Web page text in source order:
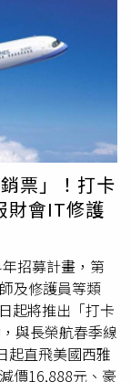
祭期間湧現的觀
礎設施，例如瀨
渡輪與巴士班
預測日曆」，幫
住宿有限，旅客
等，「先住市
展區，提升參觀
SALE」限
上08：59（台灣
藉此提前規劃
接祭出折扣，
優惠券；樂天
括週末85折、日
民的價格入住
，除了是日本傳
渡輪前往直島、
井花園飯店岡
油消耗及二氧
。總經理孫嘉
訂單。長榮航訂
廣體客機，預
線；至於15架
域航線。
門，打造出豪華
進來用餐。全新
，透過可幾乎完
西蘭航空提供）
票優惠。（圖／
蘭」航班在疫
力，紐西蘭航空
飛台灣至紐西蘭
計將提供額外
前購買台北直飛
年6月14
紐西蘭國內機
濟艙只要新台幣
華商務艙95,900
旅遊城市。同
票」！打卡
會IT修護
招募計畫，第
及修護員等類
起將推出「打卡
與長榮航春季線
起直飛美國西雅
價16,888元、豪